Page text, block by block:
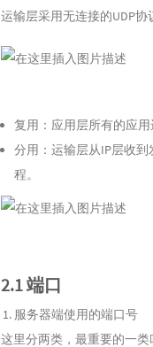
运输层采用无连接的UDP协
复用：应用层所有的应用
分用：运输层从IP层收
程。
2.1 端口
服务器端使用的端口号
这里分两类，最重要的一类